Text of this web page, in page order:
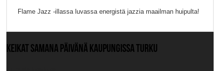
Flame Jazz -illassa luvassa energistä jazzia maailman huipulta!
KEIKAT SAMANA PÄIVÄNÄ KAUPUNGISSA TURKU